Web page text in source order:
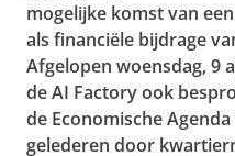
mogelijke komst van
als financiële bijdrage
Afgelopen woensdag, 9
de AI Factory ook
de Economische Agenda
gelederen door